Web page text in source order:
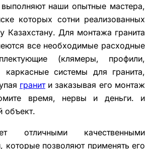
наши опытные мастера,
которых сотни реализованных
Казахстану. Для монтажа гранита
все необходимые расходные
(клямеры, профили,
каркасные системы для гранита,
гранити заказывая его монтаж
время, нервы и деньги. и
объект.
отличными качественными
которые позволяют применять его